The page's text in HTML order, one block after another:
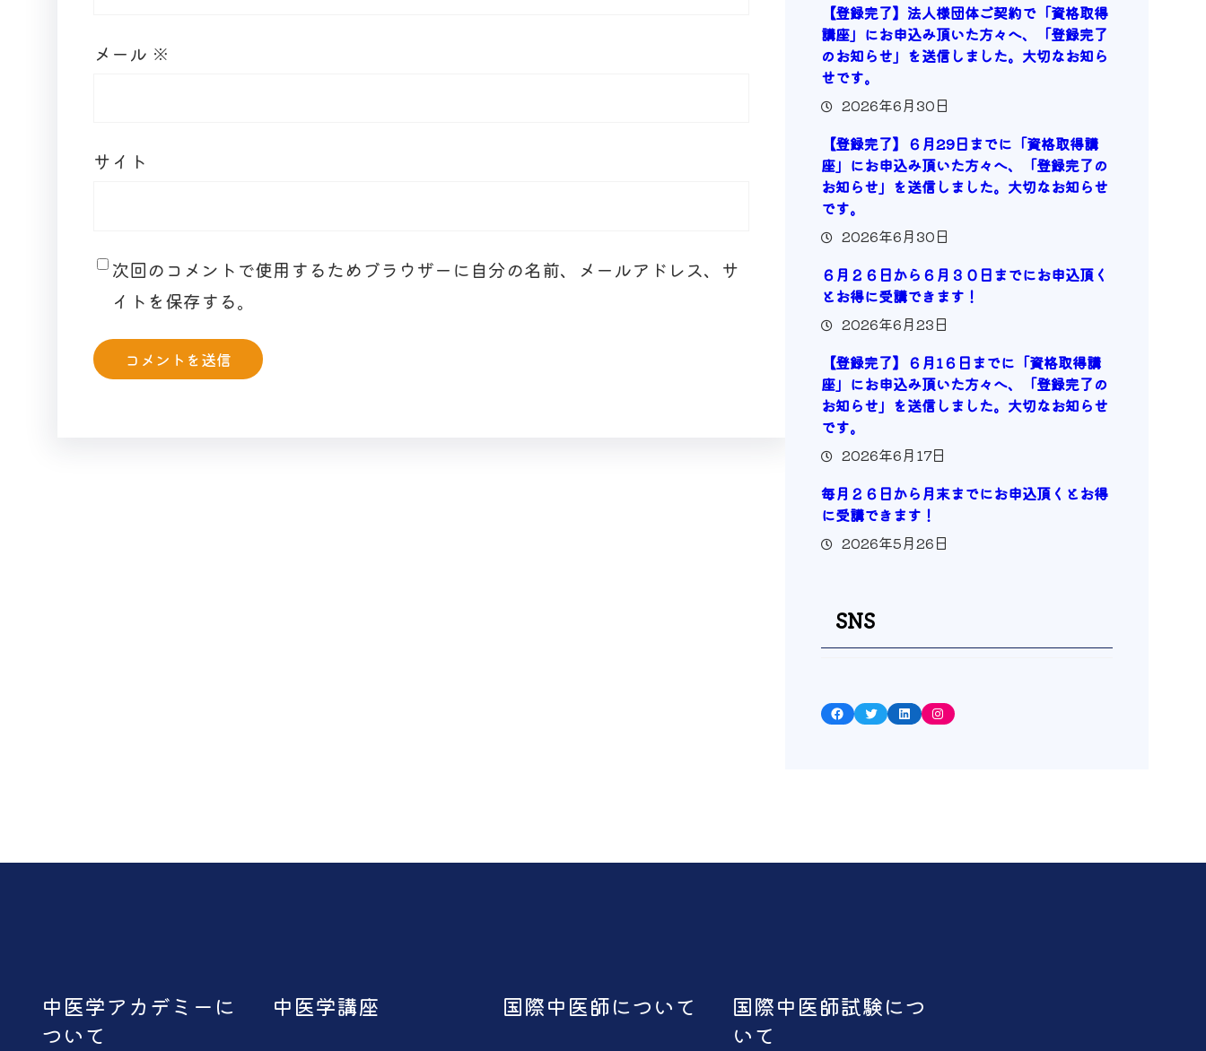
メール ※
サイト
次回のコメントで使用するためブラウザーに自分の名前、メールアドレス、サ
イトを保存する。
【登録完了】法人様団体ご契約で「資格取得
講座」にお申込み頂いた方々へ、「登録完了
のお知らせ」を送信しました。大切なお知ら
せです。
2026年6月30日
【登録完了】６月29日までに「資格取得講
座」にお申込み頂いた方々へ、「登録完了の
お知らせ」を送信しました。大切なお知らせ
です。
2026年6月30日
６月２６日から６月３０日までにお申込頂く
とお得に受講できます！
2026年6月23日
【登録完了】６月1６日までに「資格取得講
座」にお申込み頂いた方々へ、「登録完了の
お知らせ」を送信しました。大切なお知らせ
です。
2026年6月17日
毎月２６日から月末までにお申込頂くとお得
に受講できます！
2026年5月26日
SNS
Facebook Twitter LinkedIn Instagram
中医学アカデミーに
ついて
中医学講座 国際中医師について
国際中医師試験につ
いて